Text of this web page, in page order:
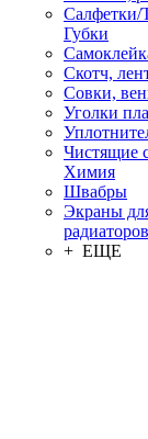
Салфетки/
Губки
Скотч,
Совки,
Уголки
Чистящие
Химия
Швабры
Экраны
радиаторов
+ ЕЩЕ